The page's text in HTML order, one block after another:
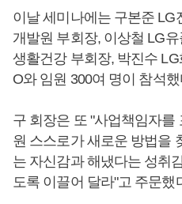
이날 세미나에는 구본준 LG
개발원 부회장, 이상철 LG
생활건강 부회장, 박진수
O와 임원 300여 명이 참석
구 회장은 또 "사업책임자를
원 스스로가 새로운 방법을
는 자신감과 해냈다는 성취
도록 이끌어 달라"고 주문했